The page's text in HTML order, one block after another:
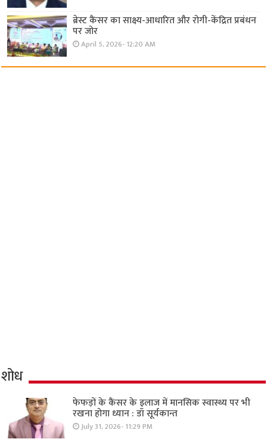
ब्रेस्ट कैंसर का साक्ष्य-आधारित और रोगी-केंद्रित प्रबंधन
पर जोर
April 5, 2026- 12:20 AM
शोध
फेफड़ों के कैंसर के इलाज में मानसिक स्वास्थ्य पर भी
रखना होगा ध्यान : डॉ सूर्यकान्त
July 31, 2026- 11:29 PM